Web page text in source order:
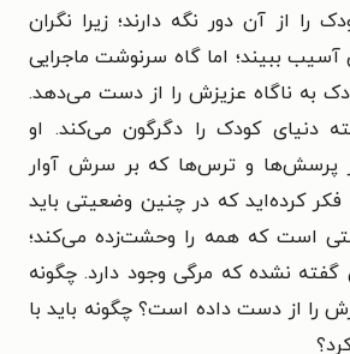
را از آن دور نگه دارند؛ زیرا نگران
ببیند؛ اما گاه سرنوشت ماجرایی
به ناگاه عزیزش را از دست می‌دهد.
دنیای کودک را دگرگون می‌کند. او
پرسش‌ها و ترس‌ها که بر سرش آوار
کرده‌اید که در چنین وضعیتی باید
است که همه را وحشت‌زده می‌کند؛
گفته نشده که مرگی وجود دارد. چگونه
را از دست داده است؟ چگونه باید با